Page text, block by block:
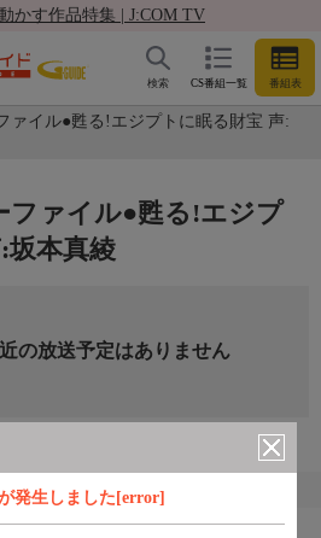
かす作品特集 | J:COM TV
CS番組一覧 番組表
検索
ァイル●甦る!エジプトに眠る財宝 声:
発生しました[error]
ファイル●甦る!エジプ
坂本真綾
の放送予定はありません